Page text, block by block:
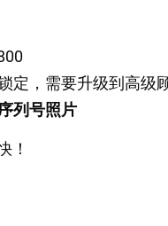
定，需要升级到高级
列号照片
！